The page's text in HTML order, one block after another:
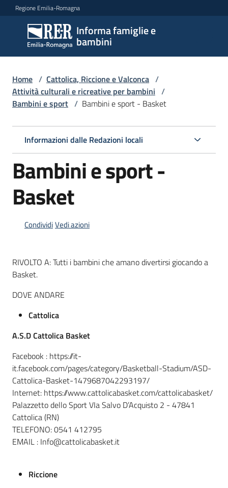
Vai al contenuto
Vai alla navigazione
Vai al footer
Regione Emilia-Romagna
Informa famiglie e
bambini
Informa
famiglie
e
bambini
Centri
per
famiglie
Informazioni
locali
Newsletter
Home / Cattolica, Riccione e Valconca /
Attività culturali e ricreative per bambini /
Bambini e sport / Bambini e sport - Basket
Informazioni dalle Redazioni locali
Bambini e sport -
Basket
CondividiVedi azioni
RIVOLTO A: Tutti i bambini che amano divertirsi giocando a
Basket.
DOVE ANDARE
Cattolica
A.S.D Cattolica Basket
Facebook : https://it-
it.facebook.com/pages/category/Basketball-Stadium/ASD-
Cattolica-Basket-1479687042293197/
Internet: https://www.cattolicabasket.com/cattolicabasket/
Palazzetto dello Sport VIa Salvo D’Acquisto 2 - 47841
Cattolica (RN)
TELEFONO: 0541 412795
EMAIL : Info@cattolicabasket.it
Riccione